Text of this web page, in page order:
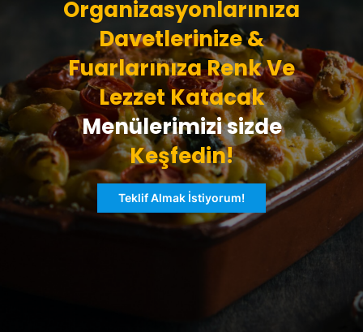
Organizasyonlarınıza
Davetlerinize &
Fuarlarınıza Renk Ve
Lezzet Katacak
Menülerimizi sizde
Keşfedin!
Teklif Almak İstiyorum!